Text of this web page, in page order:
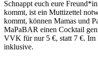
Schnappt euch eure
kommt, ist ein Muttizettel
kommt, können Mamas und
MaPaBAR einen Cocktail
VVK für nur 5 €, statt 7 €. Im
inklusive.